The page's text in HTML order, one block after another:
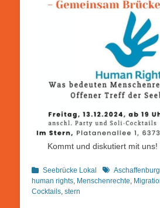
Kommt und diskutiert mit uns!
Kategorien
Seebrücke Lokal Schlagworte
Aschaffenburg
human rights, Menschenrechte,
Cocktails, stern